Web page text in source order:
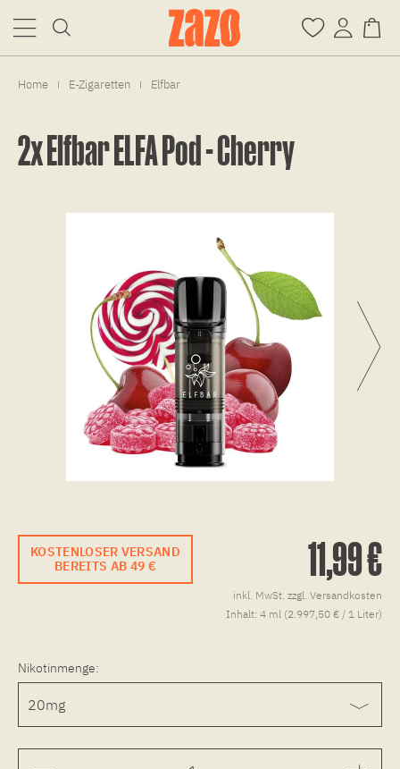
Home | E-Zigaretten | Elfbar
2x Elfbar ELFA Pod - Cherry
KOSTENLOSER VERSAND
BEREITS AB 49 €
11,99 €
inkl. MwSt. zzgl. Versandkosten
Inhalt: 4 ml (2.997,50 € / 1 Liter)
Nikotinmenge: